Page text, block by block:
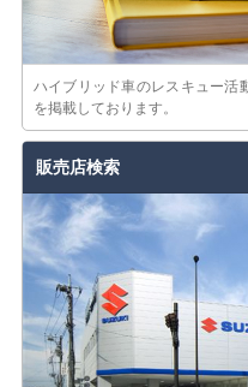
ハイブリッド車のレスキュー活
を掲載しております。
販売店検索